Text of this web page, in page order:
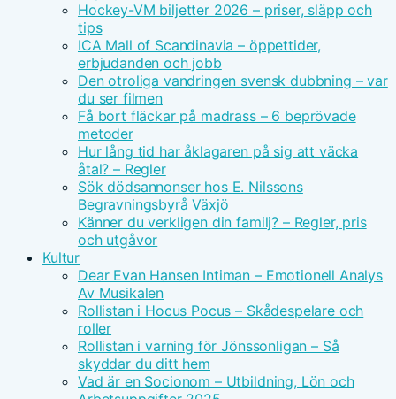
Hockey-VM biljetter 2026 – priser, släpp och
tips
ICA Mall of Scandinavia – öppettider,
erbjudanden och jobb
Den otroliga vandringen svensk dubbning – var
du ser filmen
Få bort fläckar på madrass – 6 beprövade
metoder
Hur lång tid har åklagaren på sig att väcka
åtal? – Regler
Sök dödsannonser hos E. Nilssons
Begravningsbyrå Växjö
Känner du verkligen din familj? – Regler, pris
och utgåvor
Kultur
Dear Evan Hansen Intiman – Emotionell Analys
Av Musikalen
Rollistan i Hocus Pocus – Skådespelare och
roller
Rollistan i varning för Jönssonligan – Så
skyddar du ditt hem
Vad är en Socionom – Utbildning, Lön och